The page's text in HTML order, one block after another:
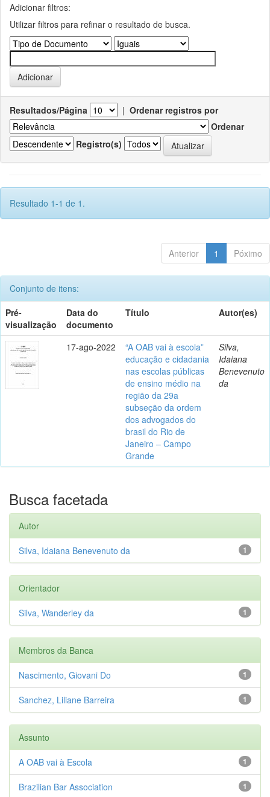
Adicionar filtros:
Utilizar filtros para refinar o resultado de busca.
Resultados/Página | Ordenar registros por
Ordenar
Registro(s)
Resultado 1-1 de 1.
Anterior 1 Póximo
Conjunto de itens:
Pré-
visualização
Data do
documento
Título Autor(es)
17-ago-2022
“A OAB vai à escola”
educação e cidadania
nas escolas públicas
de ensino médio na
região da 29a
subseção da ordem
dos advogados do
brasil do Rio de
Janeiro – Campo
Grande
Silva,
Idaiana
Benevenuto
da
Busca facetada
Autor
1
Silva, Idaiana Benevenuto da
Orientador
1
Silva, Wanderley da
Membros da Banca
1
Nascimento, Giovani Do
1
Sanchez, Liliane Barreira
Assunto
1
A OAB vai à Escola
1
Brazilian Bar Association